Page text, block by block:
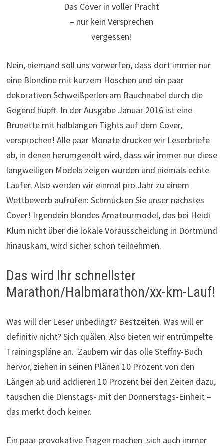
Das Cover in voller Pracht
– nur kein Versprechen
vergessen!
Nein, niemand soll uns vorwerfen, dass dort immer nur
eine Blondine mit kurzem Höschen und ein paar
dekorativen Schweißperlen am Bauchnabel durch die
Gegend hüpft. In der Ausgabe Januar 2016 ist eine
Brünette mit halblangen Tights auf dem Cover,
versprochen! Alle paar Monate drucken wir Leserbriefe
ab, in denen herumgenölt wird, dass wir immer nur diese
langweiligen Models zeigen würden und niemals echte
Läufer. Also werden wir einmal pro Jahr zu einem
Wettbewerb aufrufen: Schmücken Sie unser nächstes
Cover! Irgendein blondes Amateurmodel, das bei Heidi
Klum nicht über die lokale Vorausscheidung in Dortmund
hinauskam, wird sicher schon teilnehmen.
Das wird Ihr schnellster
Marathon/Halbmarathon/xx-km-Lauf!
Was will der Leser unbedingt? Bestzeiten. Was will er
definitiv nicht? Sich quälen. Also bieten wir entrümpelte
Trainingspläne an. Zaubern wir das olle Steffny-Buch
hervor, ziehen in seinen Plänen 10 Prozent von den
Längen ab und addieren 10 Prozent bei den Zeiten dazu,
tauschen die Dienstags- mit der Donnerstags-Einheit –
das merkt doch keiner.
Ein paar provokative Fragen machen sich auch immer